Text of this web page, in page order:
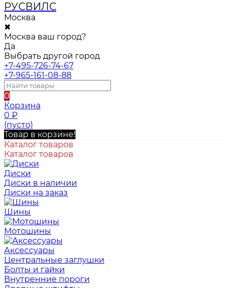
РУСВИЛС
Москва
✖
Москва ваш город?
Да
Выбрать другой город
+7-495-726-74-67
+7-965-161-08-88
0
Корзина
0 ₽
(пусто)
Товар в корзине!
Каталог товаров
Каталог товаров
Диски
Диски в наличии
Диски на заказ
Шины
Мотошины
Аксессуары
Центральные заглушки
Болты и гайки
Внутренние пороги